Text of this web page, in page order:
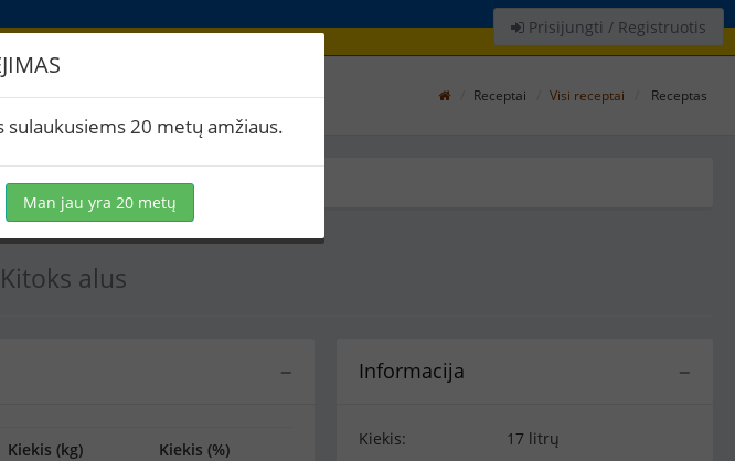
Prisijungti / Registruotis
Receptai Visi receptai Receptas
Virimai (1) BeerXML
Kitoks alus
−
Informacija
Kiekis:
17 litrų
−
Kiekis (kg) Kiekis (%)
20 metų amžiaus.
Man jau yra 20 metų